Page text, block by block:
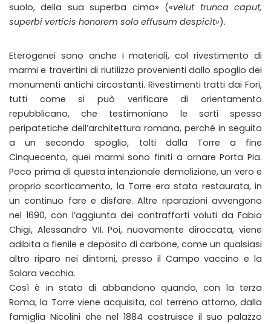
suolo, della sua superba cima» («velut trunca caput,
superbi verticis honorem solo effusum despicit»).
Eterogenei sono anche i materiali, col rivestimento di
marmi e travertini di riutilizzo provenienti dallo spoglio dei
monumenti antichi circostanti. Rivestimenti tratti dai Fori,
tutti come si può verificare di orientamento
repubblicano, che testimoniano le sorti spesso
peripatetiche dell’architettura romana, perché in seguito
a un secondo spoglio, tolti dalla Torre a fine
Cinquecento, quei marmi sono finiti a ornare Porta Pia.
Poco prima di questa intenzionale demolizione, un vero e
proprio scorticamento, la Torre era stata restaurata, in
un continuo fare e disfare. Altre riparazioni avvengono
nel 1690, con l’aggiunta dei contrafforti voluti da Fabio
Chigi, Alessandro VII. Poi, nuovamente diroccata, viene
adibita a fienile e deposito di carbone, come un qualsiasi
altro riparo nei dintorni, presso il Campo vaccino e la
Salara vecchia.
Così è in stato di abbandono quando, con la terza
Roma, la Torre viene acquisita, col terreno attorno, dalla
famiglia Nicolini che nel 1884 costruisce il suo palazzo